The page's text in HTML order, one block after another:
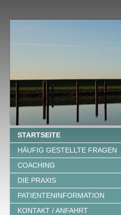
STARTSEITE
HÄUFIG GESTELLTE FRAGEN
COACHING
DIE PRAXIS
PATIENTENINFORMATION
KONTAKT / ANFAHRT